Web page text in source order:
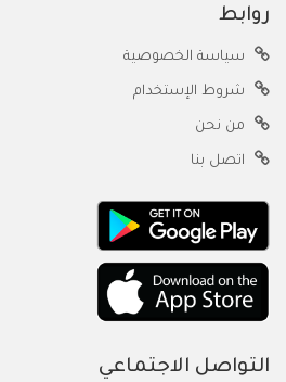
روابط
سياسة الخصوصية
شروط الإستخدام
من نحن
اتصل بنا
التواصل الاجتماعي